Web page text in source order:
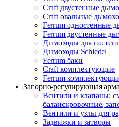
Craft двустенные
Craft овальные
Ferrum одностенные
Ferrum двустенные
Дымоходы для
Дымоходы Schiedel
Ferrum баки
Craft комплектующие
Ferrum
Запорно-регулирующая
Вентили и клапаны:
балансировочные,
Вентили и узлы для
Задвижки и затворы